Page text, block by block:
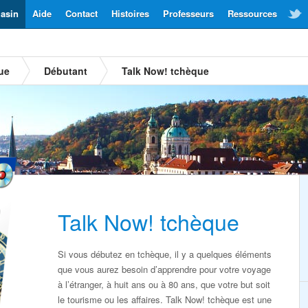
Ressources
Professeurs
Histoires
Contact
Aide
Débutant Talk Now! tchèque
Talk Now! tchèque
Si vous débutez en tchèque, il y a quelques éléments
que vous aurez besoin d’apprendre pour votre voyage
à l’étranger, à huit ans ou à 80 ans, que votre but soit
le tourisme ou les affaires. Talk Now! tchèque est une